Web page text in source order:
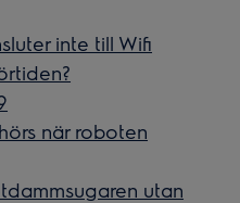
inte till Wifi
när roboten
utan